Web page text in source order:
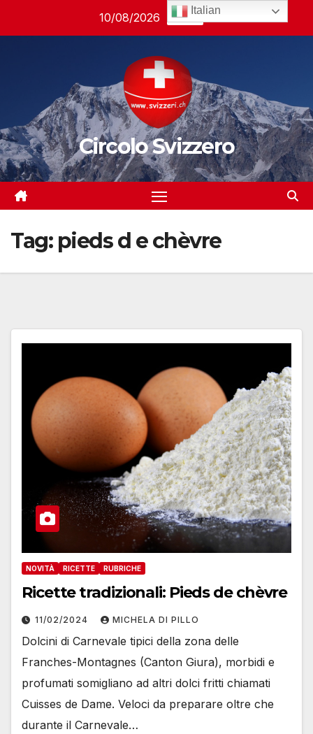
10/08/2026 04:48
Circolo Svizzero
Tag: pieds d e chèvre
NOVITÀ RICETTE RUBRICHE
Ricette tradizionali: Pieds de chèvre
11/02/2024 MICHELA DI PILLO
Dolcini di Carnevale tipici della zona delle
Franches-Montagnes (Canton Giura), morbidi e
profumati somigliano ad altri dolci fritti chiamati
Cuisses de Dame. Veloci da preparare oltre che
durante il Carnevale…
Italian